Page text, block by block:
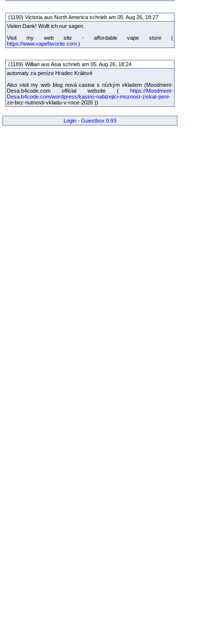
(1190) Victoria aus North America schrieb am 05. Aug 26, 18:27
Vielen Dank! Wollt ich nur sagen.
Visit my web site - affordable vape store (
https://www.vapefavorite.com )
(1189) Willian aus Asia schrieb am 05. Aug 26, 18:24
automaty za peníze Hradec Králové
Also visit my web blog nová casina s nízkým vkladem (Moodment-
Desa.b4code.com official website ( https://Moodment-
Desa.b4code.com/wordpress/kasino-nabizejici-moznost-ziskat-peni-
ze-bez-nutnosti-vkladu-v-roce-2026 ))
Login - Guestbox 0.93